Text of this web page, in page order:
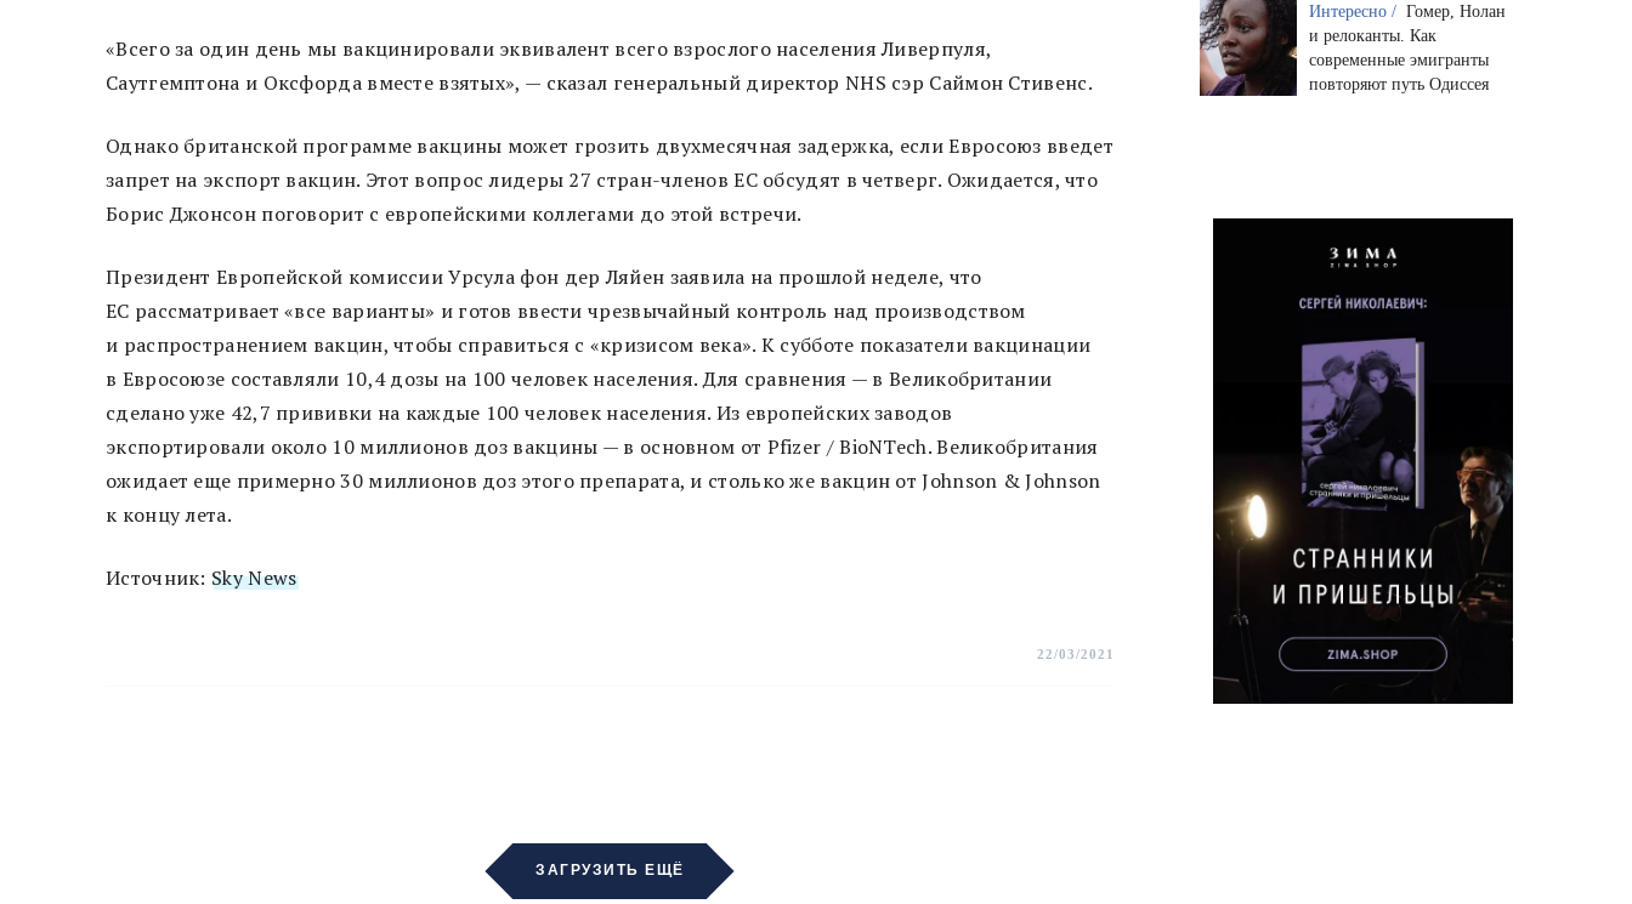
«Всего за один день мы вакцинировали эквивалент всего взрослого населения Ливерпуля,
Саутгемптона и Оксфорда вместе взятых», — сказал генеральный директор NHS сэр Саймон Стивенс.
Однако британской программе вакцины может грозить двухмесячная задержка, если Евросоюз введет
запрет на экспорт вакцин. Этот вопрос лидеры 27 стран-членов ЕС обсудят в четверг. Ожидается, что
Борис Джонсон поговорит с европейскими коллегами до этой встречи.
Президент Европейской комиссии Урсула фон дер Ляйен заявила на прошлой неделе, что
ЕС рассматривает «все варианты» и готов ввести чрезвычайный контроль над производством
и распространением вакцин, чтобы справиться с «кризисом века». К субботе показатели вакцинации
в Евросоюзе составляли 10,4 дозы на 100 человек населения. Для сравнения — в Великобритании
сделано уже 42,7 прививки на каждые 100 человек населения. Из европейских заводов
экспортировали около 10 миллионов доз вакцины — в основном от Pfizer / BioNTech. Великобритания
ожидает еще примерно 30 миллионов доз этого препарата, и столько же вакцин от Johnson & Johnson
к концу лета.
Источник: Sky News
22/03/2021
ЗАГРУЗИТЬ ЕЩЁ
Интересно / Гомер, Нолан
и релоканты. Как
современные эмигранты
повторяют путь Одиссея